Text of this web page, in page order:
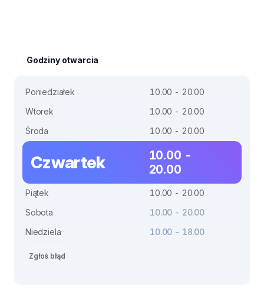
Godziny otwarcia
Poniedziałek
10.00 - 20.00
Wtorek
10.00 - 20.00
Środa
10.00 - 20.00
Czwartek
10.00 -
20.00
Piątek
10.00 - 20.00
Sobota
10.00 - 20.00
Niedziela
10.00 - 18.00
Zgłoś błąd